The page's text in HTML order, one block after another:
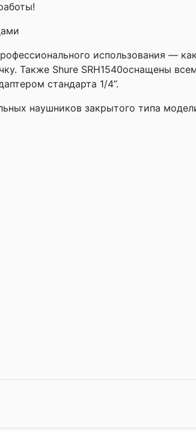
использования —
Также Shure SRH1540оснащены
стандарта 1/4’’.
наушников закрытого типа